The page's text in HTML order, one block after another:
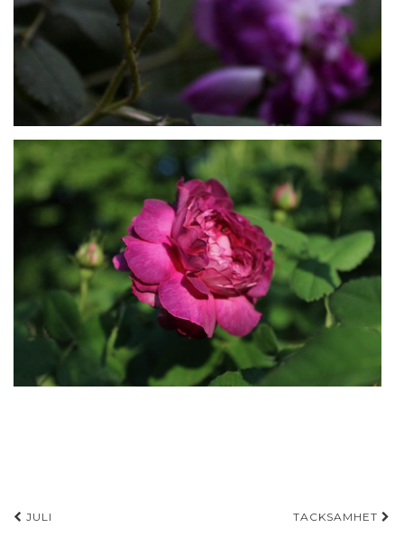
Inläggsnavigering
JULI TACKSAMHET